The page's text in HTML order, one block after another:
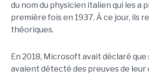
du nom du physicien italien qui les a
première fois en 1937. À ce jour, ils
théoriques.
En 2018, Microsoft avait déclaré
avaient détecté des preuves de leur